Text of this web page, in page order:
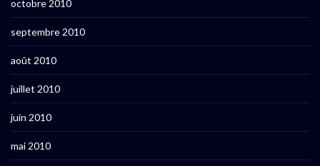
octobre 2010
septembre 2010
août 2010
juillet 2010
juin 2010
mai 2010